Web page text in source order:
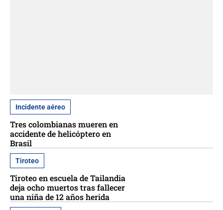
Incidente aéreo
Tres colombianas mueren en
accidente de helicóptero en
Brasil
Tiroteo
Tiroteo en escuela de Tailandia
deja ocho muertos tras fallecer
una niña de 12 años herida